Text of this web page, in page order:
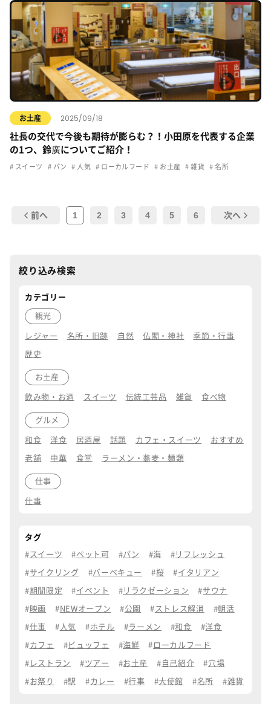
お土産 2025/09/18
社長の交代で今後も期待が膨らむ？！小田原を代表する企業
の1つ、鈴廣についてご紹介！
スイーツ パン 人気 ローカルフード お土産 雑貨 名所
前へ 1 2 3 4 5 6 次へ
絞り込み検索
カテゴリー
観光
レジャー 名所・旧跡 自然 仏閣・神社 季節・行事
歴史
お土産
飲み物・お酒 スイーツ 伝統工芸品 雑貨 食べ物
グルメ
和食 洋食 居酒屋 話題 カフェ・スイーツ おすすめ
老舗 中華 食堂 ラーメン・蕎麦・麺類
仕事
仕事
タグ
スイーツ ペット可 パン 海 リフレッシュ
サイクリング バーベキュー 桜 イタリアン
期間限定 イベント リラクゼーション サウナ
映画 NEWオープン 公園 ストレス解消 朝活
仕事 人気 ホテル ラーメン 和食 洋食
カフェ ビュッフェ 海鮮 ローカルフード
レストラン ツアー お土産 自己紹介 穴場
お祭り 駅 カレー 行事 大使館 名所 雑貨